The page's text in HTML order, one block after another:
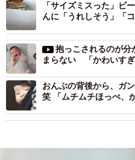
「サイズミスった」ビ
んに「うれしそう」「
抱っこされるのが分
まらない 「かわいすぎ
おんぶの背後から、ガ
笑 「ムチムチほっぺ、